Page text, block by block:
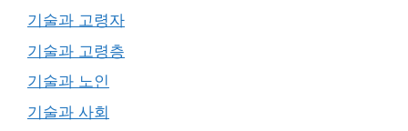
기술과 고령자
기술과 고령층
기술과 노인
기술과 사회